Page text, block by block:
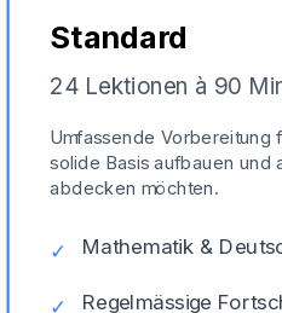
Standard
24 Lektionen à 90
Umfassende Vorbereitung
solide Basis aufbauen und
abdecken möchten.
✓ Mathematik &
✓ Regelmässige